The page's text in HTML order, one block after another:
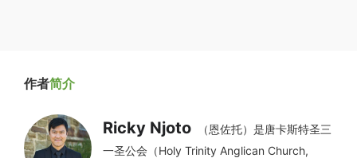
作者简介
Ricky Njoto
（恩佐托）是唐卡斯特圣三
一圣公会（Holy Trinity Anglican Church,